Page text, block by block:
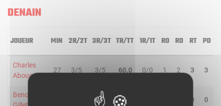
DENAIN
JOUEUR MIN 2R/2T 3R/3T TR/TT 1R/1T RO RD RT PD
Charles
Abouo
27 3/5 3/5 60.0 0/0 1 2 3 3
Benoit
0/2 - 0 0